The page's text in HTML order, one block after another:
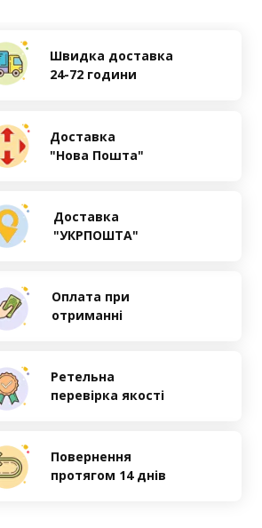
Оплата при
отриманні
Ретельна
перевірка якості
Швидка доставка
24-72 години
Доставка
"Нова Пошта"
Доставка
"УКРПОШТА"
Повернення
протягом 14 днів